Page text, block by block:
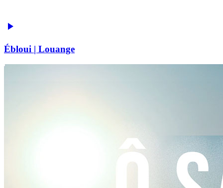
Ébloui | Louange